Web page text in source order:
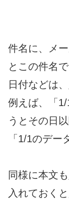
件名に、メ
とこの件名
日付などは
例えば、「
うとその日
「1/1のデー
同様に本文
入れておく